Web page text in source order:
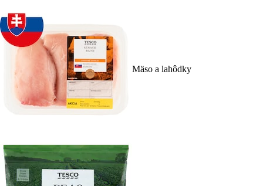
Mäso a lahôdky